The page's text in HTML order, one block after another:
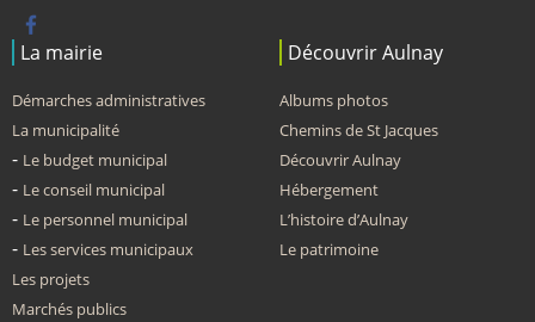
La mairie
Démarches administratives
La municipalité
Le budget municipal
Le conseil municipal
Le personnel municipal
Les services municipaux
Les projets
Marchés publics
Découvrir Aulnay
Albums photos
Chemins de St Jacques
Découvrir Aulnay
Hébergement
L’histoire d’Aulnay
Le patrimoine